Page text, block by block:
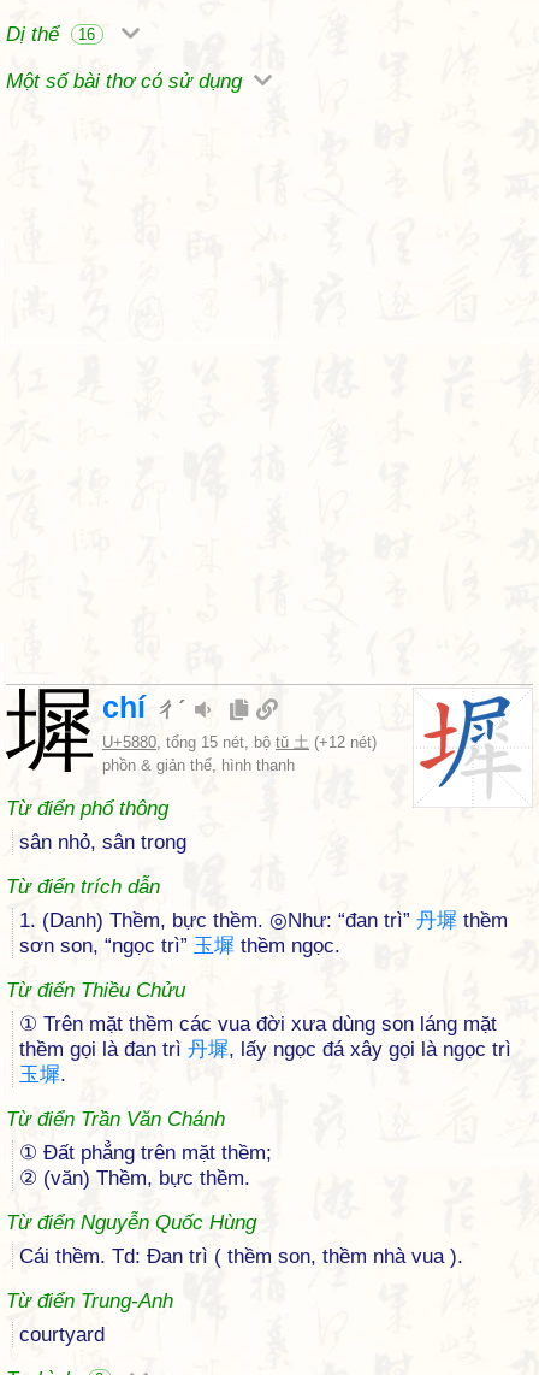
Dị thể 16
Một số bài thơ có sử dụng
墀 chí ㄔˊ
U+5880, tổng 15 nét, bộ tǔ 土 (+12 nét)
phồn & giản thể, hình thanh
Từ điển phổ thông
sân nhỏ, sân trong
Từ điển trích dẫn
1. (Danh) Thềm, bực thềm. ◎Như: “đan trì” 丹墀 thềm
sơn son, “ngọc trì” 玉墀 thềm ngọc.
Từ điển Thiều Chửu
① Trên mặt thềm các vua đời xưa dùng son láng mặt
thềm gọi là đan trì 丹墀, lấy ngọc đá xây gọi là ngọc trì
玉墀.
Từ điển Trần Văn Chánh
① Đất phẳng trên mặt thềm;
② (văn) Thềm, bực thềm.
Từ điển Nguyễn Quốc Hùng
Cái thềm. Td: Đan trì ( thềm son, thềm nhà vua ).
Từ điển Trung-Anh
courtyard